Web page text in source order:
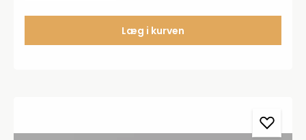
Læg i kurven